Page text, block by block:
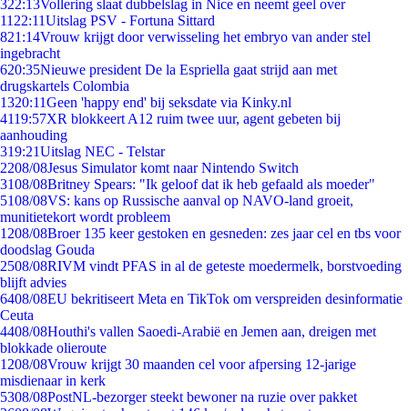
322:13Vollering slaat dubbelslag in Nice en neemt geel over
11 22:11Uitslag PSV - Fortuna Sittard
821:14Vrouw krijgt door verwisseling het embryo van ander stel
ingebracht
620:35Nieuwe president De la Espriella gaat strijd aan met
drugskartels Colombia
1320:11Geen 'happy end' bij seksdate via Kinky.nl
4119:57XR blokkeert A12 ruim twee uur, agent gebeten bij
aanhouding
319:21Uitslag NEC - Telstar
2208/08Jesus Simulator komt naar Nintendo Switch
3108/08Britney Spears: "Ik geloof dat ik heb gefaald als moeder"
5108/08VS: kans op Russische aanval op NAVO-land groeit,
munitietekort wordt probleem
1208/08Broer 135 keer gestoken en gesneden: zes jaar cel en tbs voor
doodslag Gouda
2508/08RIVM vindt PFAS in al de geteste moedermelk, borstvoeding
blijft advies
6408/08EU bekritiseert Meta en TikTok om verspreiden desinformatie
Ceuta
4408/08Houthi's vallen Saoedi-Arabië en Jemen aan, dreigen met
blokkade olieroute
1208/08Vrouw krijgt 30 maanden cel voor afpersing 12-jarige
misdienaar in kerk
5308/08PostNL-bezorger steekt bewoner na ruzie over pakket